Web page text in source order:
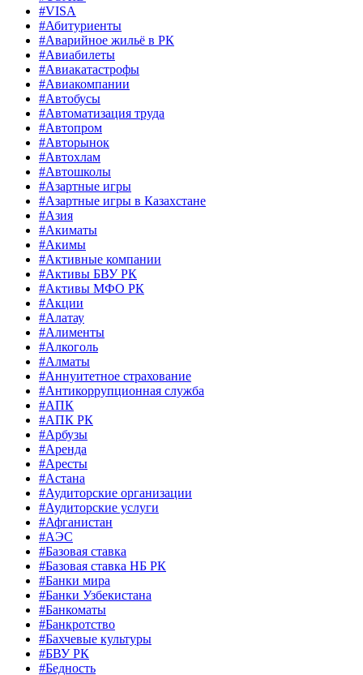
#VISA
#Абитуриенты
#Аварийное жильё в РК
#Авиабилеты
#Авиакатастрофы
#Авиакомпании
#Автобусы
#Автоматизация труда
#Автопром
#Авторынок
#Автохлам
#Автошколы
#Азартные игры
#Азартные игры в Казахстане
#Азия
#Акиматы
#Акимы
#Активные компании
#Активы БВУ РК
#Активы МФО РК
#Акции
#Алатау
#Алименты
#Алкоголь
#Алматы
#Аннуитетное страхование
#Антикоррупционная служба
#АПК
#АПК РК
#Арбузы
#Аренда
#Аресты
#Астана
#Аудиторские организации
#Аудиторские услуги
#Афганистан
#АЭС
#Базовая ставка
#Базовая ставка НБ РК
#Банки мира
#Банки Узбекистана
#Банкоматы
#Банкротство
#Бахчевые культуры
#БВУ РК
#Бедность